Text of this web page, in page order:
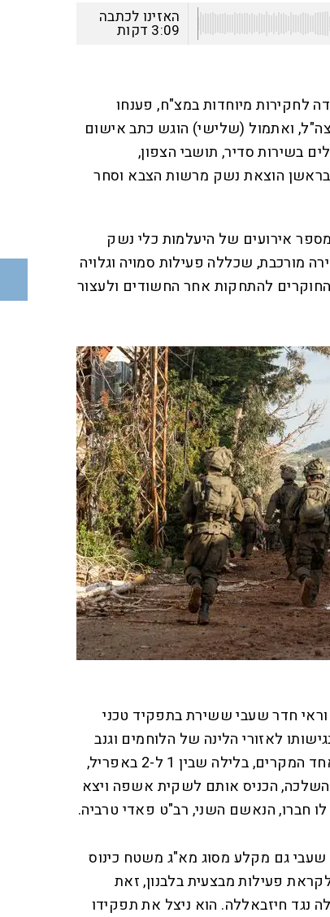
האזינו לכתבה
3:09 דקות
לחקירות מיוחדות במצ"ח, פענחו
ואתמול (שלישי) הוגש כתב אישום
בשירות סדיר, תושבי הצפון,
הוצאת נשק מרשות הצבא וסחר
אירועים של היעלמות כלי נשק
חקירה מורכבת, שכללה פעילות סמויה וגלויה
להתחקות אחר החשודים ולעצור
חדר שעבי ששירת בתפקיד טכני
את נגישותו לאזורי הלינה של הלוחמים וגנב
מהם שלושה רובי סער מסוג M-4. באחד המקרים, בלילה שבין 1 ל-2 באפריל,
השלכה, הכניס אותם לשקית אשפה ויצא
חברו, הנאשם השני, רב"ט פאדי טרביה.
כי ב-17 באפריל 2026, גנב שעבי גם מקלע מסוג מא"ג משטח כינוס
פעילות מבצעית בלבנון, זאת
נגד חיזבאללה. הוא ניצל את תפקידו